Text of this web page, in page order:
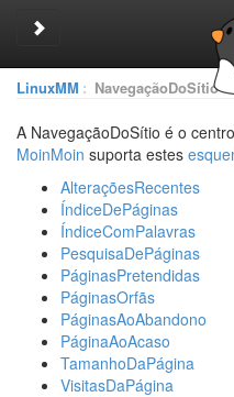
Toggle sidebar
LinuxMM : NavegaçãoDoSítio
A NavegaçãoDoSítio é o
MoinMoin suporta estes
AlteraçõesRecentes
ÍndiceDePáginas
ÍndiceComPalavras
PesquisaDePáginas
PáginasPretendidas
PáginasOrfãs
PáginasAoAbandono
PáginaAoAcaso
TamanhoDaPágina
VisitasDaPágina